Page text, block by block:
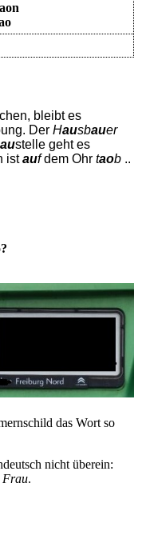
bleibt es
Der Hausbauer
austelle geht es
istaufdem Ohr taob ..
das Wort so
nicht überein:
Frau.